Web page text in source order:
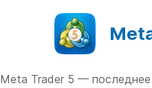
Meta Trader 5 —